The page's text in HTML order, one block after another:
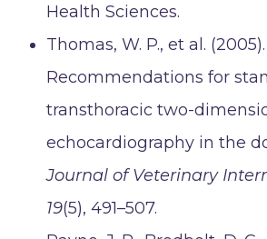
Health Sciences.
Thomas, W. P., et al. (2005).
Recommendations for
transthoracic two-
echocardiography in the
Journal of Veterinary
19(5), 491–507.